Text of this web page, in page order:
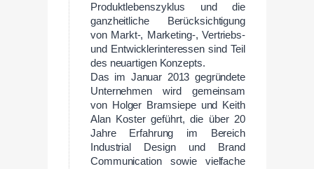
Produktlebenszyklus und die
ganzheitliche Berücksichtigung
von Markt-, Marketing-, Vertriebs-
und Entwicklerinteressen sind Teil
des neuartigen Konzepts.
Das im Januar 2013 gegründete
Unternehmen wird gemeinsam
von Holger Bramsiepe und Keith
Alan Koster geführt, die über 20
Jahre Erfahrung im Bereich
Industrial Design und Brand
Communication sowie vielfache